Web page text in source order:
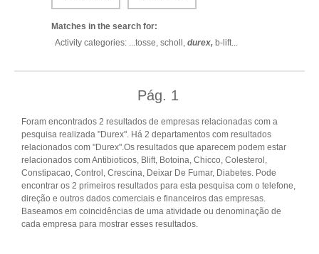
Matches in the search for:
Activity categories: ...tosse, scholl, durex, b-lift...
Pág. 1
Foram encontrados 2 resultados de empresas relacionadas com a
pesquisa realizada "Durex". Há 2 departamentos com resultados
relacionados com "Durex".Os resultados que aparecem podem estar
relacionados com Antibioticos, Blift, Botoina, Chicco, Colesterol,
Constipacao, Control, Crescina, Deixar De Fumar, Diabetes. Pode
encontrar os 2 primeiros resultados para esta pesquisa com o telefone,
direção e outros dados comerciais e financeiros das empresas.
Baseamos em coincidências de uma atividade ou denominação de
cada empresa para mostrar esses resultados.